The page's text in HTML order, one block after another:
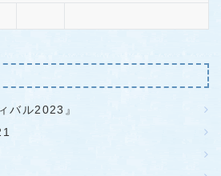
バル2023』